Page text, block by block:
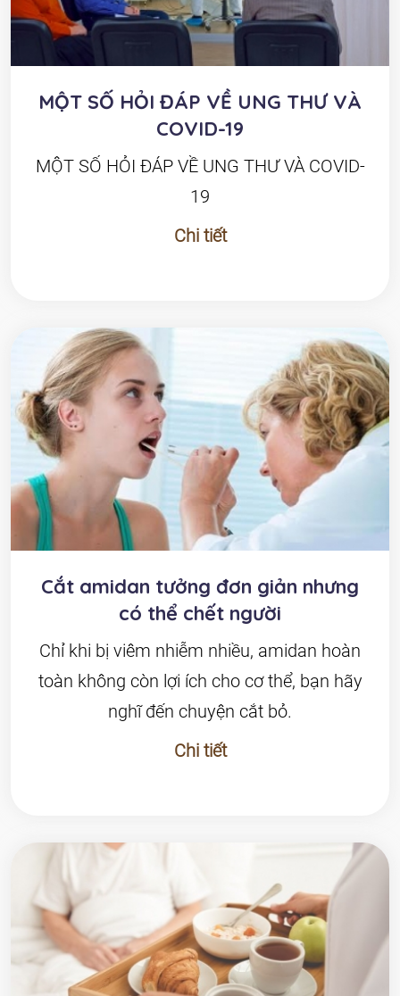
MỘT SỐ HỎI ĐÁP VỀ UNG THƯ VÀ
COVID-19
MỘT SỐ HỎI ĐÁP VỀ UNG THƯ VÀ COVID-
19
Chi tiết
Cắt amidan tưởng đơn giản nhưng
có thể chết người
Chỉ khi bị viêm nhiễm nhiều, amidan hoàn
toàn không còn lợi ích cho cơ thể, bạn hãy
nghĩ đến chuyện cắt bỏ.
Chi tiết